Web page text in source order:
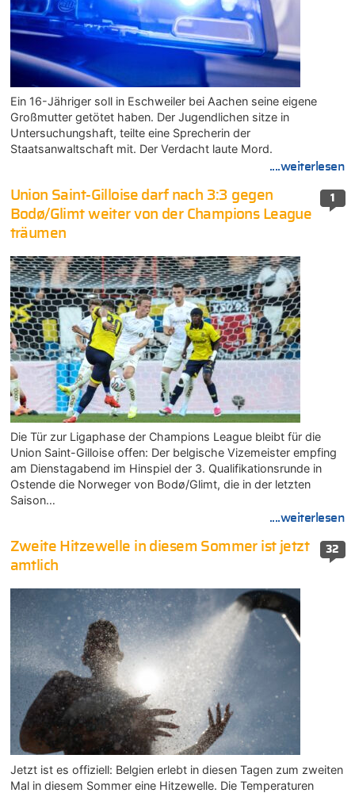
Ein 16-Jähriger soll in Eschweiler bei Aachen seine eigene
Großmutter getötet haben. Der Jugendlichen sitze in
Untersuchungshaft, teilte eine Sprecherin der
Staatsanwaltschaft mit. Der Verdacht laute Mord.
....weiterlesen
1
Union Saint-Gilloise darf nach 3:3 gegen
Bodø/Glimt weiter von der Champions League
träumen
Die Tür zur Ligaphase der Champions League bleibt für die
Union Saint-Gilloise offen: Der belgische Vizemeister empfing
am Dienstagabend im Hinspiel der 3. Qualifikationsrunde in
Ostende die Norweger von Bodø/Glimt, die in der letzten
Saison…
....weiterlesen
32
Zweite Hitzewelle in diesem Sommer ist jetzt
amtlich
Jetzt ist es offiziell: Belgien erlebt in diesen Tagen zum zweiten
Mal in diesem Sommer eine Hitzewelle. Die Temperaturen